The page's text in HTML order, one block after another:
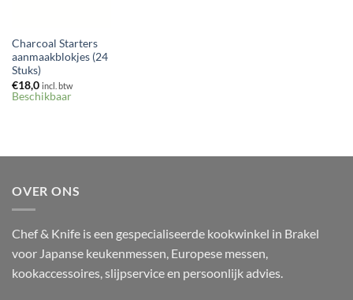
Charcoal Starters
aanmaakblokjes (24
Stuks)
€18,0 incl. btw
Beschikbaar
OVER ONS
Chef & Knife is een gespecialiseerde kookwinkel in Brakel
voor Japanse keukenmessen, Europese messen,
kookaccessoires, slijpservice en persoonlijk advies.